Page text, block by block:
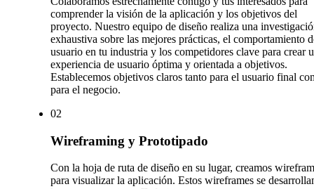
comprender la visión de la aplicación y los objetivos del
proyecto. Nuestro equipo de diseño realiza una
exhaustiva sobre las mejores prácticas, el comportamiento
usuario en tu industria y los competidores clave para crear
experiencia de usuario óptima y orientada a objetivos.
Establecemos objetivos claros tanto para el usuario final
para el negocio.
02
Wireframing y Prototipado
Con la hoja de ruta de diseño en su lugar, creamos
para visualizar la aplicación. Estos wireframes se